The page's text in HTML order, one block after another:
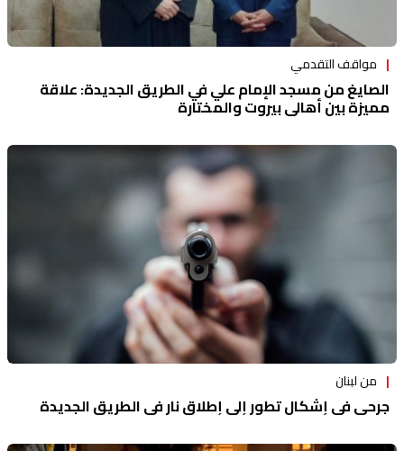
مواقف التقدمي
الصايغ من مسجد الإمام علي في الطريق الجديدة: علاقة
مميزة بين أهالي بيروت والمختارة
من لبنان
جرحى في إشكال تطور إلى إطلاق نار في الطريق الجديدة